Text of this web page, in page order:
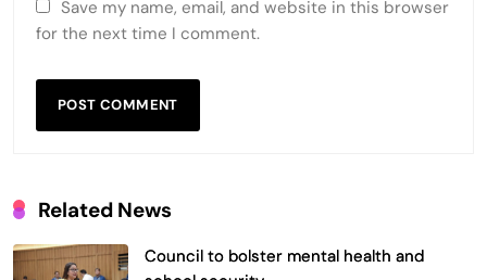
Save my name, email, and website in this browser
for the next time I comment.
Related News
Council to bolster mental health and